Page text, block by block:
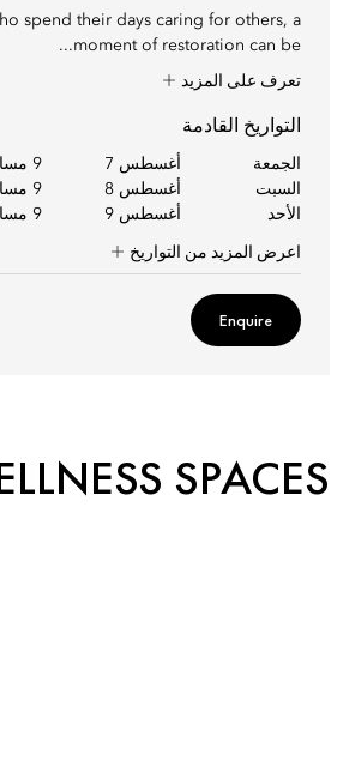
spend their days caring for others, a
moment of restoration can be...
تعرف على المزيد
التواريخ القادمة
الجمعة أغسطس 7
9 مساءً
السبت
أغسطس 8
9 مساءً
الأحد
أغسطس 9 9 مساءً
اعرض المزيد من التواريخ
Enquire
SPACES